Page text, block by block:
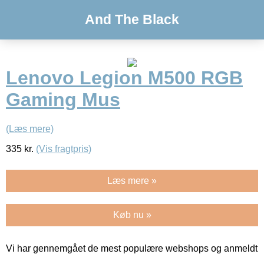
And The Black
Lenovo Legion M500 RGB
Gaming Mus
(Læs mere)
335 kr. (Vis fragtpris)
Læs mere »
Køb nu »
Vi har gennemgået de mest populære webshops og anmeldt